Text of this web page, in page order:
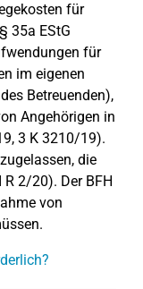
für
35a EStG
für
im eigenen
Betreuenden),
Angehörigen in
3 K 3210/19).
die
2/20). Der BFH
von